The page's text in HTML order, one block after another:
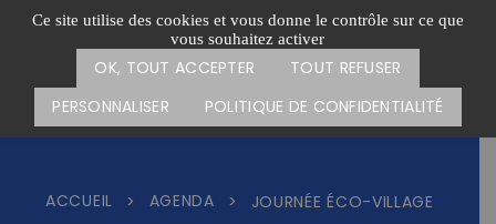
Ce site utilise des cookies et vous donne le contrôle sur ce que
vous souhaitez activer
OK, TOUT ACCEPTER
TOUT REFUSER
PERSONNALISER
POLITIQUE DE CONFIDENTIALITÉ
Passer
Menu
CARTE DES ACTIONS FAIRE UN DON
ACCUEIL > AGENDA > JOURNÉE ÉCO-VILLAGE